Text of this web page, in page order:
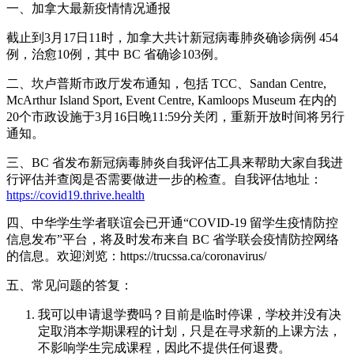
一、加拿大最新疫情情况通报
截止到3月17日11时，加拿大共计新冠病毒肺炎确诊病例 454
例，治愈10例，其中 BC 省确诊103例。
二、坎卢普斯市政厅发布通知，包括 TCC、Sandan Centre,
McArthur Island Sport, Event Centre, Kamloops Museum 在内的
20个市政设施于3月16日晚11:59分关闭，重新开放时间将另行
通知。
三、BC 省发布新冠病毒肺炎自我评估工具来帮助大家自我进
行评估并查阅是否需要做进一步的检查。自我评估地址：
https://covid19.thrive.health
四、中华学生学者联谊会已开通“COVID-19 留学生疫情防控
信息发布”平台，将及时发布来自 BC 省学联会疫情防控网络
的信息。欢迎浏览：https://trucssa.ca/coronavirus/
五、常见问题的答复：
我可以申请退学费吗？目前是临时停课，学校并没有决
定取消本学期课程的计划，只是在寻求新的上课方法，
不影响学生完成课程，因此不提供任何退费。